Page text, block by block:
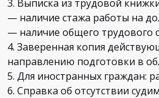
3. Выписка из трудовой
— наличие стажа работы на
— наличие общего трудового
4. Заверенная копия
направлению подготовки в
5. Для иностранных граждан:
6. Справка об отсутствии